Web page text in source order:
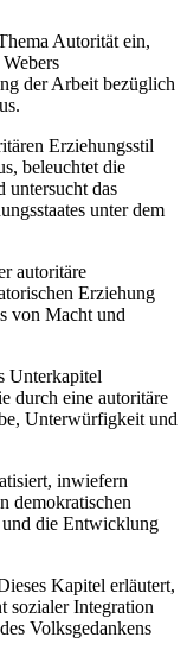
Autorität ein,
der Arbeit bezüglich
Erziehungsstil
beleuchtet die
untersucht das
unter dem
autoritäre
Erziehung
von Macht und
Unterkapitel
durch eine autoritäre
Unterwürfigkeit und
inwiefern
demokratischen
und die Entwicklung
Kapitel erläutert,
sozialer Integration
Volksgedankens